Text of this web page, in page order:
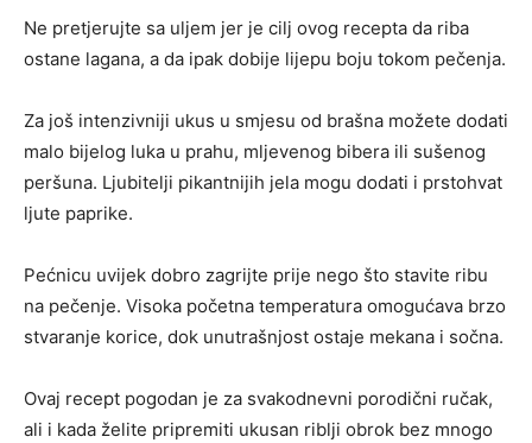
Ne pretjerujte sa uljem jer je cilj ovog recepta da riba
ostane lagana, a da ipak dobije lijepu boju tokom pečenja.
Za još intenzivniji ukus u smjesu od brašna možete dodati
malo bijelog luka u prahu, mljevenog bibera ili sušenog
peršuna. Ljubitelji pikantnijih jela mogu dodati i prstohvat
ljute paprike.
Pećnicu uvijek dobro zagrijte prije nego što stavite ribu
na pečenje. Visoka početna temperatura omogućava brzo
stvaranje korice, dok unutrašnjost ostaje mekana i sočna.
Ovaj recept pogodan je za svakodnevni porodični ručak,
ali i kada želite pripremiti ukusan riblji obrok bez mnogo